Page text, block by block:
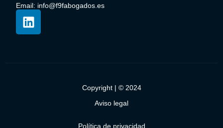
Email: info@f9fabogados.es
Copyright | © 2024
Aviso legal
Política de privacidad